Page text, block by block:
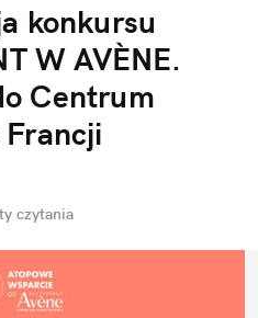
konkursu
W AVÈNE.
Centrum
czytania